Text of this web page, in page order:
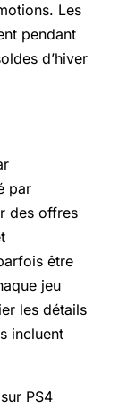
Les
pendant
d’hiver
par
des offres
être
jeu
les détails
incluent
PS4